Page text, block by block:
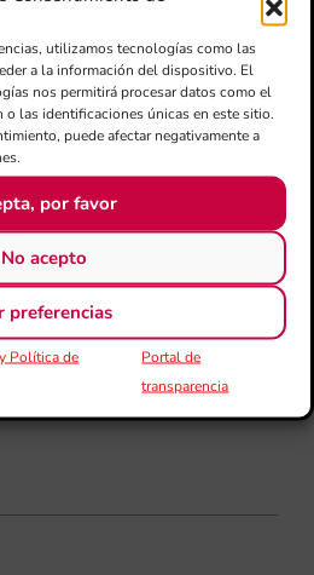
utilizamos tecnologías como las
a la información del dispositivo. El
nos permitirá procesar datos como el
las identificaciones únicas en este sitio.
puede afectar negativamente a
por favor
No acepto
preferencias
Política de
Portal de
transparencia